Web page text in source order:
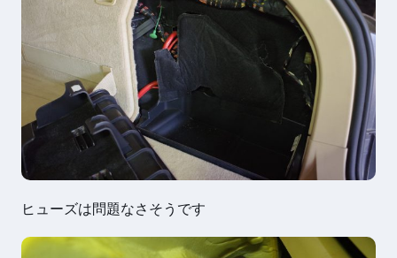
ヒューズは問題なさそうです